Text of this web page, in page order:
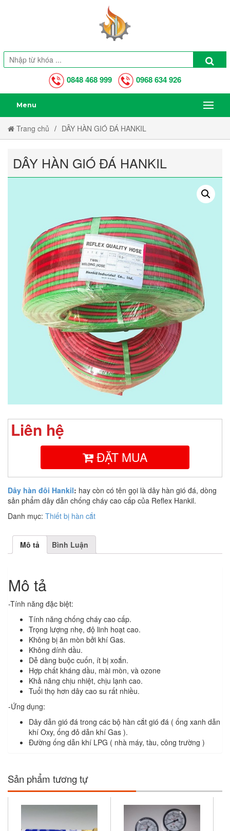
0848 468 999 0968 634 926
Menu
Trang chủ DÂY HÀN GIÓ ĐÁ HANKIL
DÂY HÀN GIÓ ĐÁ HANKIL
Liên hệ
ĐẶT MUA
Dây hàn đôi Hankil: hay còn có tên gọi là dây hàn gió đá, dòng
sản phẩm dây dẫn chống cháy cao cấp của Reflex Hankil.
Danh mục: Thiết bị hàn cắt
Mô tả Bình Luận
Mô tả
-Tính năng đặc biệt:
Tính năng chống cháy cao cấp.
Trọng lượng nhẹ, độ linh hoạt cao.
Không bị ăn mòn bởi khí Gas.
Không dính dầu.
Dễ dàng buộc cuốn, ít bị xoắn.
Hợp chất kháng dầu, mài mòn, và ozone
Khả năng chịu nhiệt, chịu lạnh cao.
Tuổi thọ hơn dây cao su rất nhiều.
-Ứng dụng:
Dây dẫn gió đá trong các bộ hàn cắt gió đá ( ống xanh dẫn
khí Oxy, ống đỏ dẫn khí Gas ).
Đường ống dẫn khí LPG ( nhà máy, tàu, công trường )
Sản phẩm tương tự